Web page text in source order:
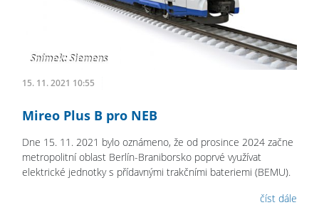
15. 11. 2021 10:55
Mireo Plus B pro NEB
Dne 15. 11. 2021 bylo oznámeno, že od prosince 2024 začne
metropolitní oblast Berlín-Braniborsko poprvé využívat
elektrické jednotky s přídavnými trakčními bateriemi (BEMU).
číst dále